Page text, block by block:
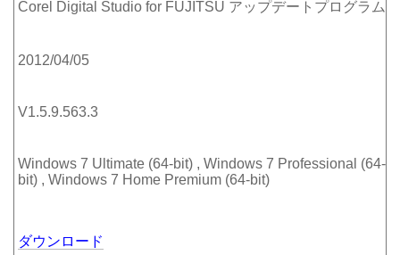
Corel Digital Studio for FUJITSU アップデートプログラム
2012/04/05
V1.5.9.563.3
Windows 7 Ultimate (64-bit) , Windows 7 Professional (64-
bit) , Windows 7 Home Premium (64-bit)
ダウンロード